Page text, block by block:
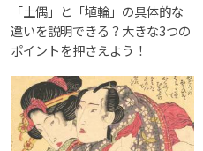
「土偶」と「埴輪」の具体的な
違いを説明できる？大きな3つの
ポイントを押さえよう！